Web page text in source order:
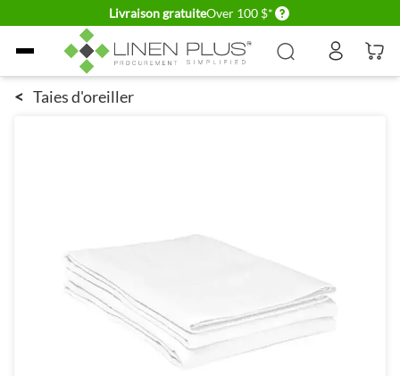
Livraison gratuiteOver 100 $* Delivery conditions
Allez au contenu
< Taies d'oreiller